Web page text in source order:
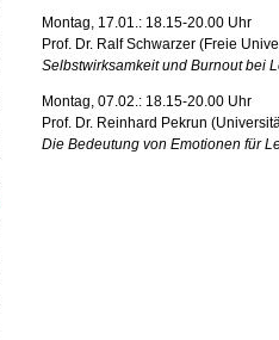
Montag, 17.01.: 18.15-20.00 Uhr
Prof. Dr. Ralf Schwarzer (Freie
Selbstwirksamkeit und Burnout bei
Montag, 07.02.: 18.15-20.00 Uhr
Prof. Dr. Reinhard Pekrun
Die Bedeutung von Emotionen für